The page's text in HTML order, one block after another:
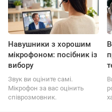
Навушники з хорошим
мікрофоном: посібник із
вибору
Звук ви оціните самі.
Мікрофон за вас оцінить
співрозмовник.